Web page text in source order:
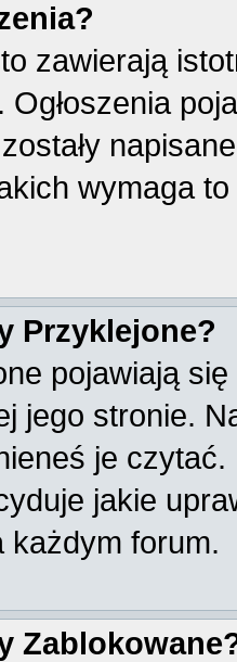
zawierają
Ogłoszenia
wymaga
Przyklejone?
pojawiają
jego stronie.
je czytać.
jakie
każdym forum.